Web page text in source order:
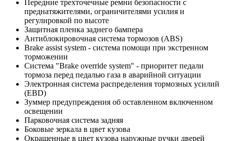
Передние трехточечные ремни безопасности с
преднатяжителями, ограничителями усилия и
регулировкой по высоте
Защитная пленка заднего бампера
Антиблокировочная система тормозов (ABS)
Brake assist system - система помощи при экстренном
торможении
Система "Brake override system" - приоритет педали
тормоза перед педалью газа в аварийной ситуации
Электронная система распределения тормозных усилий
(EBD)
Зуммер предупреждения об оставленном включенном
освещении
Парковочная система задняя
Боковые зеркала в цвет кузова
Окрашенные в цвет кузова наружные ручки дверей